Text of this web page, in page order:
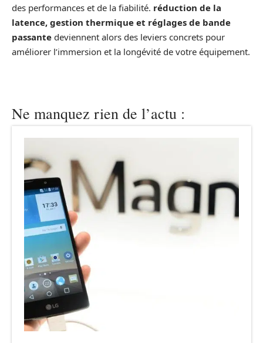
des performances et de la fiabilité. réduction de la
latence, gestion thermique et réglages de bande
passante deviennent alors des leviers concrets pour
améliorer l’immersion et la longévité de votre équipement.
Ne manquez rien de l’actu :